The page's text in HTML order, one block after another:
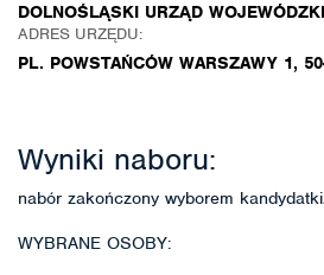
DOLNOŚLĄSKI URZĄD
ADRES URZĘDU:
PL. POWSTAŃCÓW WARSZAWY 1,
Wyniki naboru:
nabór zakończony wyborem
WYBRANE OSOBY: